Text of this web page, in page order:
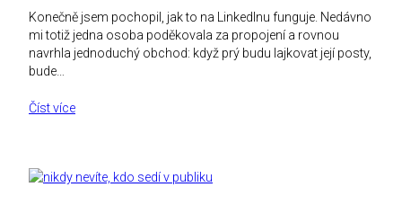
Konečně jsem pochopil, jak to na LinkedInu funguje. Nedávno
mi totiž jedna osoba poděkovala za propojení a rovnou
navrhla jednoduchý obchod: když prý budu lajkovat její posty,
bude…
Číst více